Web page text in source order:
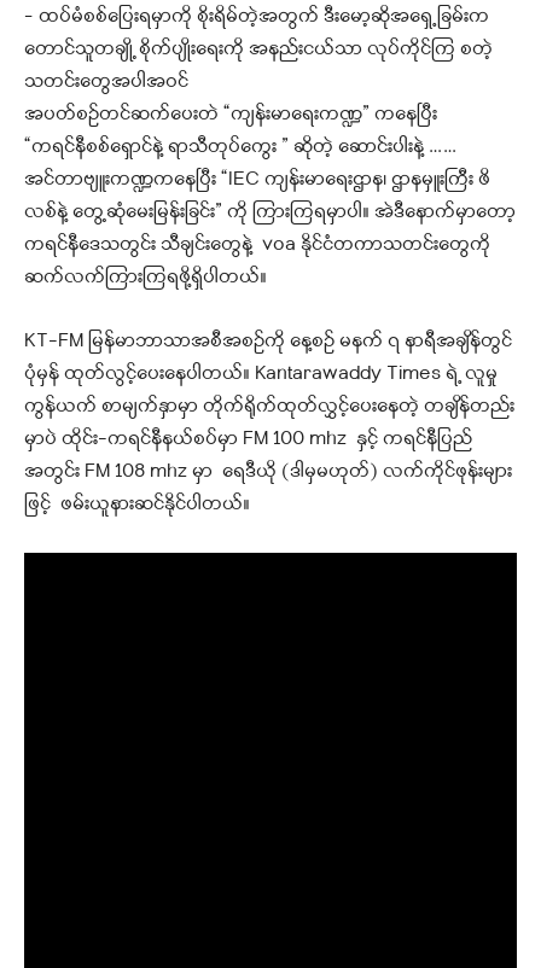
– ထပ်မံစစ်ပြေးရမှာကို စိုးရိမ်တဲ့အတွက် ဒီးမော့ဆိုအရှေ့ခြမ်းက
တောင်သူတချို့ စိုက်ပျိုးရေးကို အနည်းငယ်သာ လုပ်ကိုင်ကြ စတဲ့
သတင်းတွေအပါအဝင်
အပတ်စဉ်တင်ဆက်ပေးတဲ “ကျန်းမာရေးကဏ္ဍ” ကနေပြီး
“ကရင်နီစစ်ရှောင်နဲ့ ရာသီတုပ်ကွေး ” ဆိုတဲ့ ဆောင်းပါးနဲ့ ……
အင်တာဗျူးကဏ္ဍကနေပြီး “IEC ကျန်းမာရေးဌာန၊ ဌာနမှူးကြီး ဖိ
လစ်နဲ့ တွေ့ဆုံမေးမြန်းခြင်း” ကို ကြားကြရမှာပါ။ အဲဒီနောက်မှာတော့
ကရင်နီဒေသတွင်း သီချင်းတွေနဲ့ voa နိုင်ငံတကာသတင်းတွေကို
ဆက်လက်ကြားကြရဖို့ရှိပါတယ်။
KT-FM မြန်မာဘာသာအစီအစဉ်ကို နေ့စဉ် မနက် ၇ နာရီအချိန်တွင်
ပုံမှန် ထုတ်လွင့်ပေးနေပါတယ်။ Kantarawaddy Times ရဲ့ လူမှု
ကွန်ယက် စာမျက်နှာမှာ တိုက်ရိုက်ထုတ်လွှင့်ပေးနေတဲ့ တချိန်တည်း
မှာပဲ ထိုင်း-ကရင်နီနယ်စပ်မှာ FM 100 mhz နှင့် ကရင်နီပြည်
အတွင်း FM 108 mhz မှာ ရေဒီယို (ဒါမှမဟုတ်) လက်ကိုင်ဖုန်းများ
ဖြင့် ဖမ်းယူနားဆင်နိုင်ပါတယ်။